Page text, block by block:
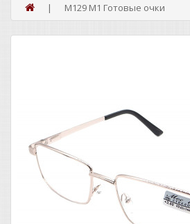
M129 M1 Готовые очки